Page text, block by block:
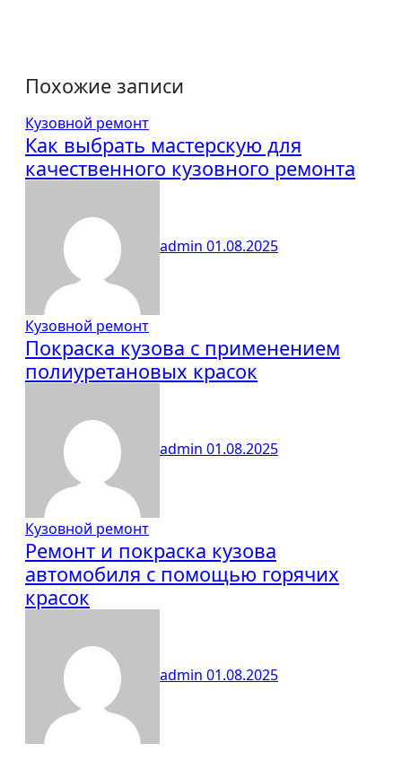
Похожие записи
Кузовной ремонт
Как выбрать мастерскую для
качественного кузовного ремонта
admin 01.08.2025
Кузовной ремонт
Покраска кузова с применением
полиуретановых красок
admin 01.08.2025
Кузовной ремонт
Ремонт и покраска кузова
автомобиля с помощью горячих
красок
admin 01.08.2025